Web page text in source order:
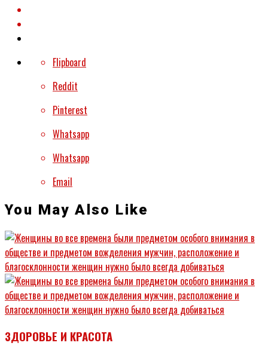
Flipboard
Reddit
Pinterest
Whatsapp
Whatsapp
Email
You May Also Like
ЗДОРОВЬЕ И КРАСОТА